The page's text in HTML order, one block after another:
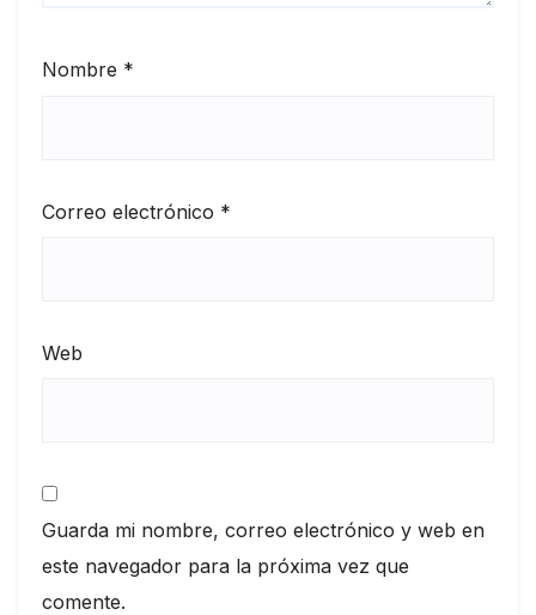
Nombre *
Correo electrónico *
Web
Guarda mi nombre, correo electrónico y web en
este navegador para la próxima vez que
comente.